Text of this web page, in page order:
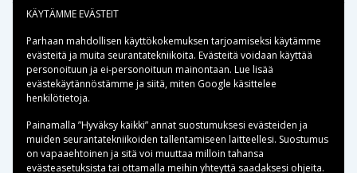
Maksuvaihtoehdot
Toimitusvaihtoehdot
KÄYTÄMME EVÄSTEIT
Parhaan mahdollisen käyttökokemuksen tarjoamiseksi käytämme
evästeitä ja muita seurantatekniikoita. Evästeitä voidaan käyttää
personoituun ja ei-personoituun mainontaan. Lue lisää
evästekäytännöstämme ja siitä, miten Google käsittelee
henkilötietoja.
Painamalla ”Hyväksy kaikki” annat suostumuksesi evästeiden ja
muiden seurantatekniikoiden tallentamiseen laitteellesi. Suostumus
on vapaaehtoinen ja sitä voi muuttaa milloin tahansa
evästeasetuksista tai ottamalla meihin yhteyttä saadaksesi ohjeita.